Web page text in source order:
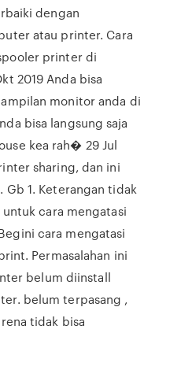
dengan
atau printer. Cara
printer di
2019 Anda bisa
monitor anda di
bisa langsung saja
kea rah� 29 Jul
sharing, dan ini
1. Keterangan tidak
cara mengatasi
cara mengatasi
Permasalahan ini
belum diinstall
belum terpasang ,
tidak bisa